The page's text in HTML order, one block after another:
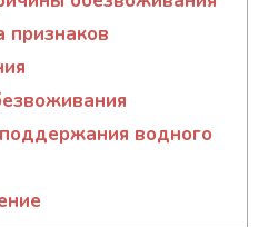
признаков
водного